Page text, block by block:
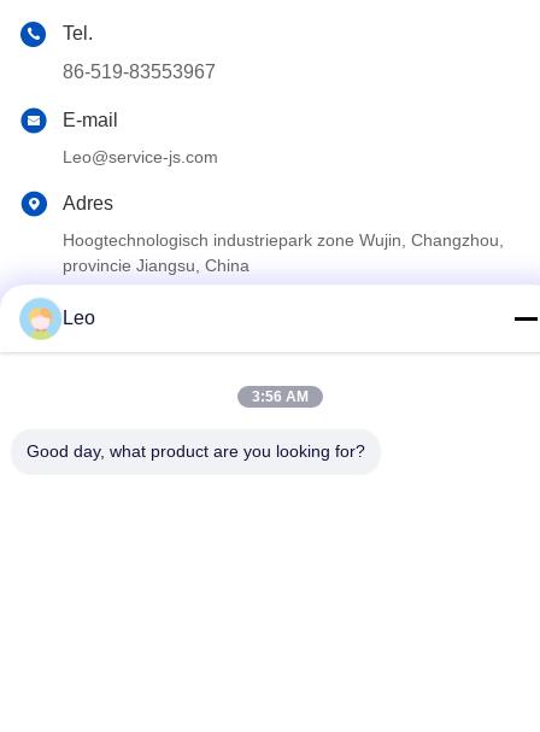
Tel.
86-519-83553967
E-mail
Leo@service-js.com
Adres
Hoogtechnologisch industriepark zone Wujin, Changzhou,
provincie Jiangsu, China
De Goede Kwaliteit van China Cementerend Vlottermateriaal
Leverancier. Copyright © 2023-2026 Jiangsu Service Petroleum
Technology Co., Ltd . Alle rechten voorbehoudena.
Leo
3:56 AM
Good day, what product are you looking for?